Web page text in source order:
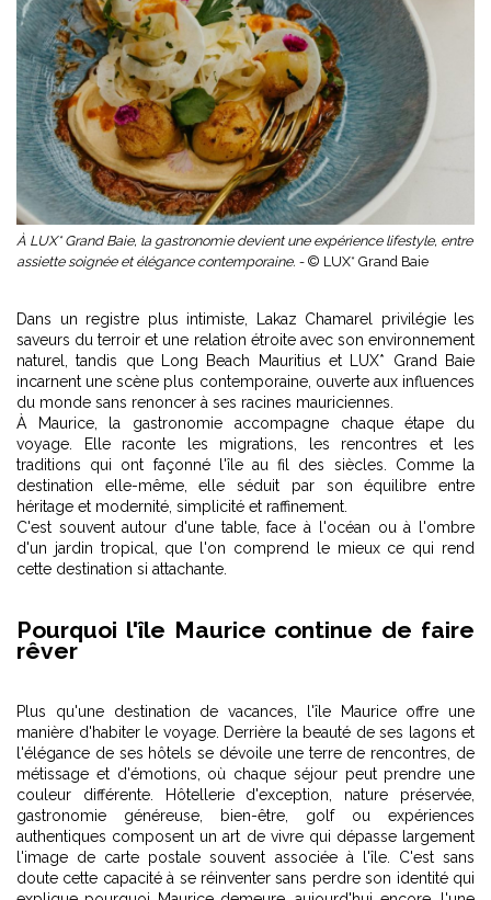
À LUX* Grand Baie, la gastronomie devient une expérience lifestyle, entre
assiette soignée et élégance contemporaine. - © LUX* Grand Baie
Dans un registre plus intimiste, Lakaz Chamarel privilégie les
saveurs du terroir et une relation étroite avec son environnement
naturel, tandis que Long Beach Mauritius et LUX* Grand Baie
incarnent une scène plus contemporaine, ouverte aux influences
du monde sans renoncer à ses racines mauriciennes.
À Maurice, la gastronomie accompagne chaque étape du
voyage. Elle raconte les migrations, les rencontres et les
traditions qui ont façonné l'île au fil des siècles. Comme la
destination elle-même, elle séduit par son équilibre entre
héritage et modernité, simplicité et raffinement.
C'est souvent autour d'une table, face à l'océan ou à l'ombre
d'un jardin tropical, que l'on comprend le mieux ce qui rend
cette destination si attachante.
Pourquoi l'île Maurice continue de faire
rêver
Plus qu'une destination de vacances, l'île Maurice offre une
manière d'habiter le voyage. Derrière la beauté de ses lagons et
l'élégance de ses hôtels se dévoile une terre de rencontres, de
métissage et d'émotions, où chaque séjour peut prendre une
couleur différente. Hôtellerie d'exception, nature préservée,
gastronomie généreuse, bien-être, golf ou expériences
authentiques composent un art de vivre qui dépasse largement
l'image de carte postale souvent associée à l'île. C'est sans
doute cette capacité à se réinventer sans perdre son identité qui